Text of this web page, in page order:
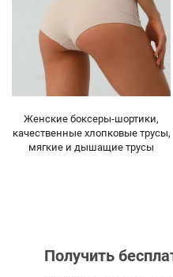
Трусы большого размера для
женщин с высокой талией |
Дышащее белье частного
Получить